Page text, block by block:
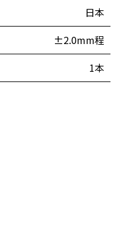
日本
±2.0mm程
1本